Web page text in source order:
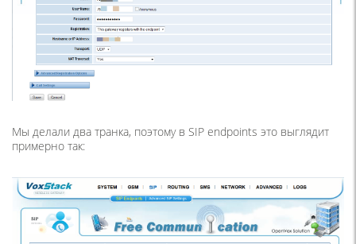
Мы делали два транка, поэтому в SIP endpoints это выглядит
примерно так: